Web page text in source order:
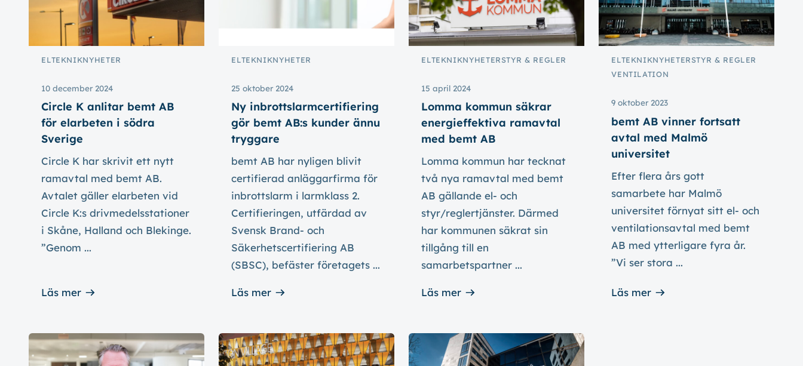
ELTEKNIKNYHETER
10 december 2024
Circle K anlitar bemt AB
för elarbeten i södra
Sverige
Circle K har skrivit ett nytt
ramavtal med bemt AB.
Avtalet gäller elarbeten vid
Circle K:s drivmedelsstationer
i Skåne, Halland och Blekinge.
”Genom ...
Läs mer
ELTEKNIKNYHETER
25 oktober 2024
Ny inbrottslarmcertifiering
gör bemt AB:s kunder ännu
tryggare
bemt AB har nyligen blivit
certifierad anläggarfirma för
inbrottslarm i larmklass 2.
Certifieringen, utfärdad av
Svensk Brand- och
Säkerhetscertifiering AB
(SBSC), befäster företagets ...
Läs mer
ELTEKNIKNYHETERSTYR & REGLER
15 april 2024
Lomma kommun säkrar
energieffektiva ramavtal
med bemt AB
Lomma kommun har tecknat
två nya ramavtal med bemt
AB gällande el- och
styr/reglertjänster. Därmed
har kommunen säkrat sin
tillgång till en
samarbetspartner ...
Läs mer
ELTEKNIKNYHETERSTYR & REGLER
VENTILATION
9 oktober 2023
bemt AB vinner fortsatt
avtal med Malmö
universitet
Efter flera års gott
samarbete har Malmö
universitet förnyat sitt el- och
ventilationsavtal med bemt
AB med ytterligare fyra år.
”Vi ser stora ...
Läs mer